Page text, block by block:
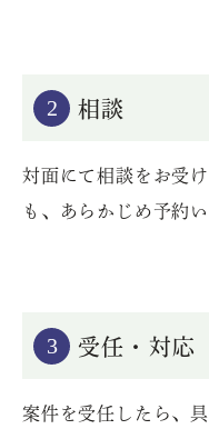
2 相談
対面にて相談をお受
も、あらかじめ予約
3 受任・対応
案件を受任したら、